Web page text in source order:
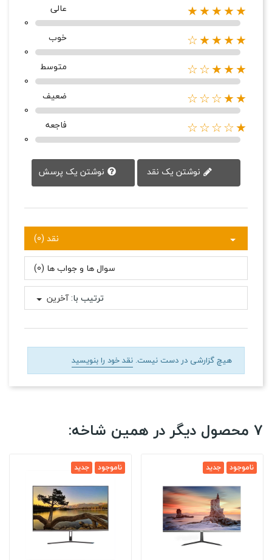
★★★★★
عالی
0
★★★★☆
خوب
0
★★★☆☆
متوسط
0
★★☆☆☆
ضعیف
0
★☆☆☆☆
فاجعه
0
نوشتن یک پرسش
نقد (0)
سوال ها و جواب ها (0)
ترتیب با:آخرین
هیچ گزارشی در دست نیست. نقد خود را بنویسید
7 محصول دیگر در همین شاخه:
جدید ناموجود جدید ناموجود